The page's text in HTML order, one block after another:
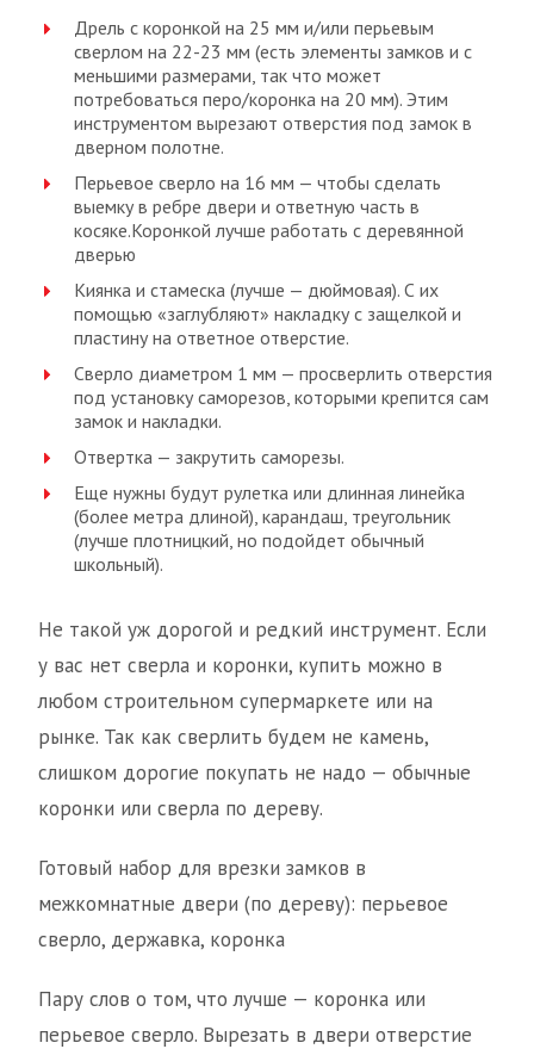
Дрель с коронкой на 25 мм и/или перьевым
сверлом на 22-23 мм (есть элементы замков и с
меньшими размерами, так что может
потребоваться перо/коронка на 20 мм). Этим
инструментом вырезают отверстия под замок в
дверном полотне.
Перьевое сверло на 16 мм — чтобы сделать
выемку в ребре двери и ответную часть в
косяке.Коронкой лучше работать с деревянной
дверью
Киянка и стамеска (лучше — дюймовая). С их
помощью «заглубляют» накладку с защелкой и
пластину на ответное отверстие.
Сверло диаметром 1 мм — просверлить отверстия
под установку саморезов, которыми крепится сам
замок и накладки.
Отвертка — закрутить саморезы.
Еще нужны будут рулетка или длинная линейка
(более метра длиной), карандаш, треугольник
(лучше плотницкий, но подойдет обычный
школьный).
Не такой уж дорогой и редкий инструмент. Если
у вас нет сверла и коронки, купить можно в
любом строительном супермаркете или на
рынке. Так как сверлить будем не камень,
слишком дорогие покупать не надо — обычные
коронки или сверла по дереву.
Готовый набор для врезки замков в
межкомнатные двери (по дереву): перьевое
сверло, державка, коронка
Пару слов о том, что лучше — коронка или
перьевое сверло. Вырезать в двери отверстие